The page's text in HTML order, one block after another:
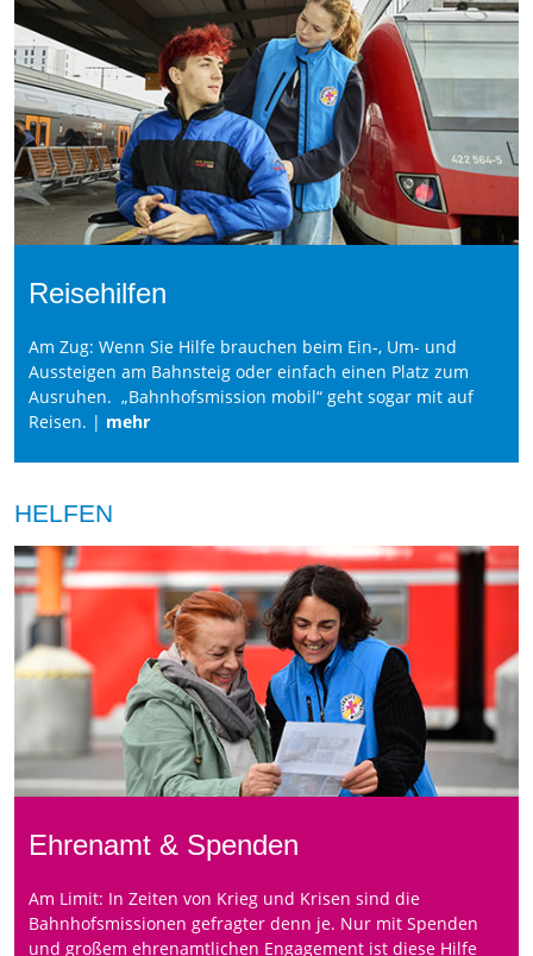
Reisehilfen
Am Zug: Wenn Sie Hilfe brauchen beim Ein-, Um- und
Aussteigen am Bahnsteig oder einfach einen Platz zum
Ausruhen. „Bahnhofsmission mobil“ geht sogar mit auf
Reisen. | mehr
HELFEN
Ehrenamt & Spenden
Am Limit: In Zeiten von Krieg und Krisen sind die
Bahnhofsmissionen gefragter denn je. Nur mit Spenden
und großem ehrenamtlichen Engagement ist diese Hilfe